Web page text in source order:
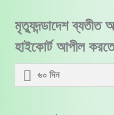
মৃত্যুদন্ডাদেশ ব্যতীত
হাইকোর্ট আপীল
৬০ দিন